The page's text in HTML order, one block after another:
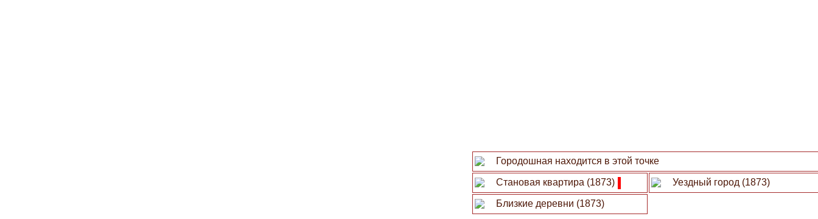
Городошная находится в этой точке
Становая квартира (1873) Уездный город (1873)
Близкие деревни (1873)